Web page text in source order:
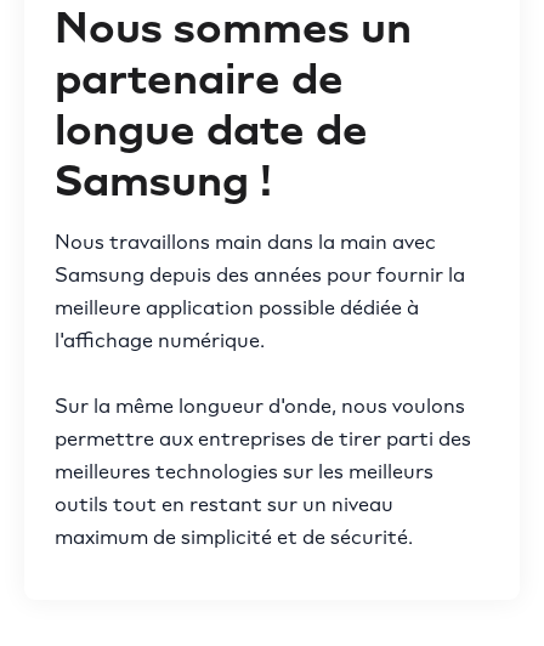
Nous sommes un
partenaire de
longue date de
Samsung !
Nous travaillons main dans la main avec
Samsung depuis des années pour fournir la
meilleure application possible dédiée à
l'affichage numérique.
Sur la même longueur d'onde, nous voulons
permettre aux entreprises de tirer parti des
meilleures technologies sur les meilleurs
outils tout en restant sur un niveau
maximum de simplicité et de sécurité.